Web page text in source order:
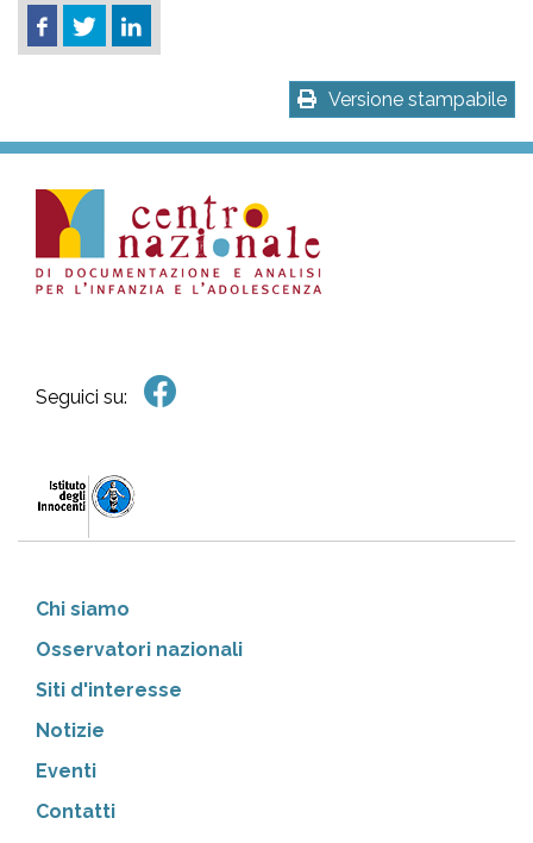
Versione stampabile
Seguici su:
Chi siamo
Osservatori nazionali
Siti d'interesse
Notizie
Eventi
Contatti